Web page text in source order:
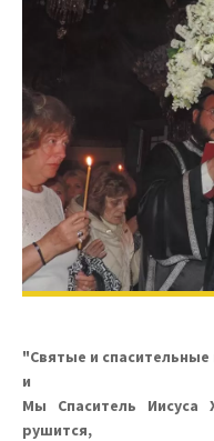
"Святые и
и
Мы Спаситель Иисуса
рушится,